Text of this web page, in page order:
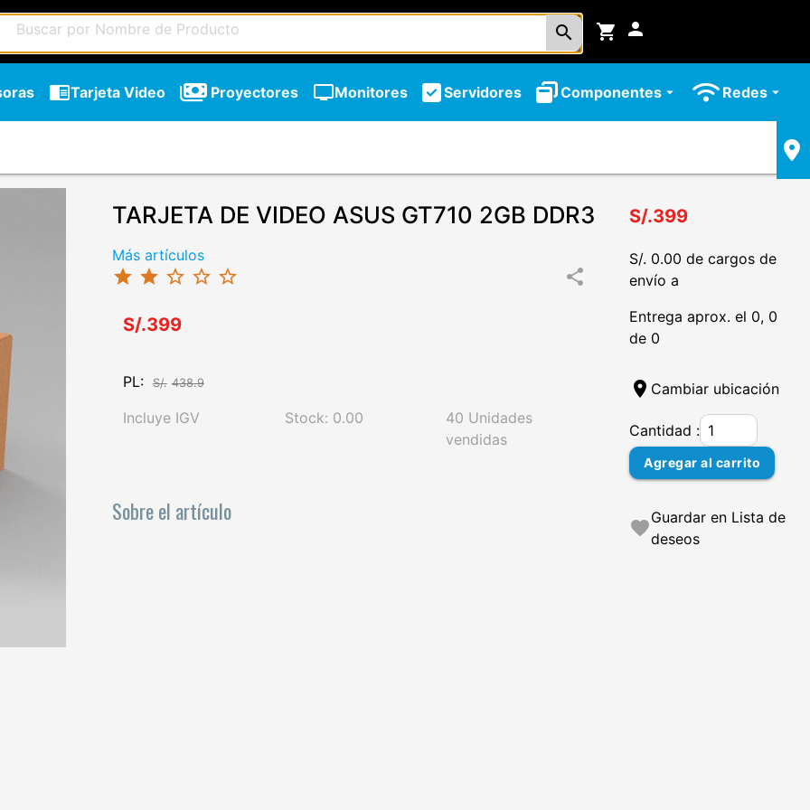
search shopping_cart person
chrome_reader_modeTarjeta Video Proyectores tvMonitores Servidores Componentesarrow_drop_down Redes arrow_drop_down
TARJETA DE VIDEO ASUS GT710 2GB DDR3
Más artículos
star star star_border star_border star_border share
S/.399
PL: S/. 438.9
Incluye IGV Stock: 0.00
40 Unidades
vendidas
Sobre el artículo
S/.399
S/. 0.00 de cargos de
envío a
Entrega aprox. el 0, 0
de 0
location_on Cambiar ubicación
Cantidad :
Agregar al carrito
favoriteGuardar en Lista de
deseos